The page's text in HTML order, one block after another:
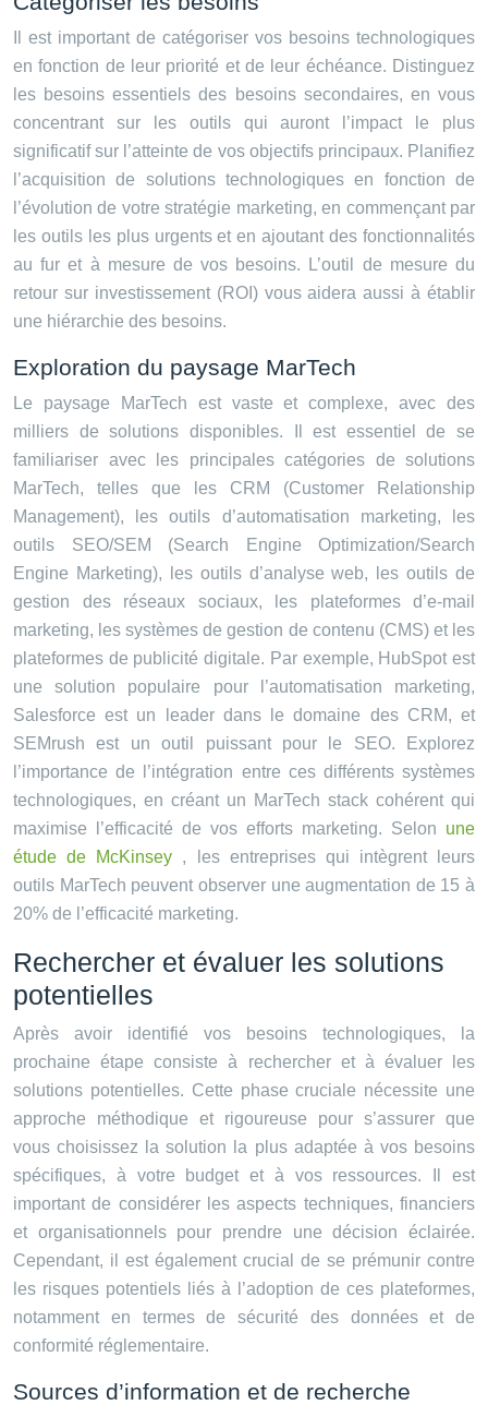
Il est important de catégoriser vos besoins technologiques
en fonction de leur priorité et de leur échéance. Distinguez
les besoins essentiels des besoins secondaires, en vous
concentrant sur les outils qui auront l’impact le plus
significatif sur l’atteinte de vos objectifs principaux. Planifiez
l’acquisition de solutions technologiques en fonction de
l’évolution de votre stratégie marketing, en commençant par
les outils les plus urgents et en ajoutant des fonctionnalités
au fur et à mesure de vos besoins. L’outil de mesure du
retour sur investissement (ROI) vous aidera aussi à établir
une hiérarchie des besoins.
Exploration du paysage MarTech
Le paysage MarTech est vaste et complexe, avec des
milliers de solutions disponibles. Il est essentiel de se
familiariser avec les principales catégories de solutions
MarTech, telles que les CRM (Customer Relationship
Management), les outils d’automatisation marketing, les
outils SEO/SEM (Search Engine Optimization/Search
Engine Marketing), les outils d’analyse web, les outils de
gestion des réseaux sociaux, les plateformes d’e-mail
marketing, les systèmes de gestion de contenu (CMS) et les
plateformes de publicité digitale. Par exemple, HubSpot est
une solution populaire pour l’automatisation marketing,
Salesforce est un leader dans le domaine des CRM, et
SEMrush est un outil puissant pour le SEO. Explorez
l’importance de l’intégration entre ces différents systèmes
technologiques, en créant un MarTech stack cohérent qui
maximise l’efficacité de vos efforts marketing. Selon une
étude de McKinsey , les entreprises qui intègrent leurs
outils MarTech peuvent observer une augmentation de 15 à
20% de l’efficacité marketing.
Rechercher et évaluer les solutions
potentielles
Après avoir identifié vos besoins technologiques, la
prochaine étape consiste à rechercher et à évaluer les
solutions potentielles. Cette phase cruciale nécessite une
approche méthodique et rigoureuse pour s’assurer que
vous choisissez la solution la plus adaptée à vos besoins
spécifiques, à votre budget et à vos ressources. Il est
important de considérer les aspects techniques, financiers
et organisationnels pour prendre une décision éclairée.
Cependant, il est également crucial de se prémunir contre
les risques potentiels liés à l’adoption de ces plateformes,
notamment en termes de sécurité des données et de
conformité réglementaire.
Sources d’information et de recherche